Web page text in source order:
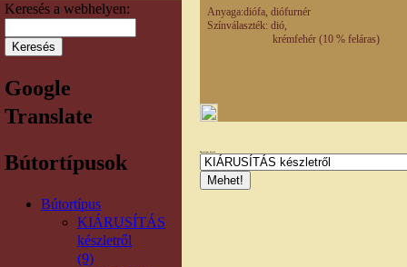
Keresés a webhelyen:
Google
Translate
Bútortípusok
Bútortípus
KIÁRUSÍTÁS
készletről
(9)
Anyaga:diófa, diófurnér
Színválaszték: dió,
krémfehér (10 % feláras)